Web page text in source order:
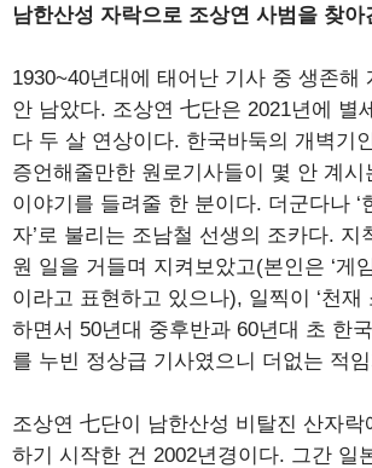
남한산성 자락으로 조상연 사범을 찾아
1930~40년대에 태어난 기사 중 생존해
안 남았다. 조상연 七단은 2021년에 별
다 두 살 연상이다. 한국바둑의 개벽기
증언해줄만한 원로기사들이 몇 안 계시
이야기를 들려줄 한 분이다. 더군다나 ‘
자’로 불리는 조남철 선생의 조카다. 지
원 일을 거들며 지켜보았고(본인은 ‘게
이라고 표현하고 있으나), 일찍이 ‘천재
하면서 50년대 중후반과 60년대 초 한
를 누빈 정상급 기사였으니 더없는 적
조상연 七단이 남한산성 비탈진 산자락
하기 시작한 건 2002년경이다. 그간 일